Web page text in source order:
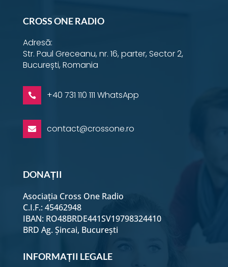
CROSS ONE RADIO
Adresă:
Str. Paul Greceanu, nr. 16, parter, Sector 2,
București, Romania
 +40 731 110 111 WhatsApp
 contact@crossone.ro
DONAȚII
Asociația Cross One Radio
C.I.F.: 45462948
IBAN: RO48BRDE441SV19798324410
BRD Ag. Șincai, București
INFORMAȚII LEGALE